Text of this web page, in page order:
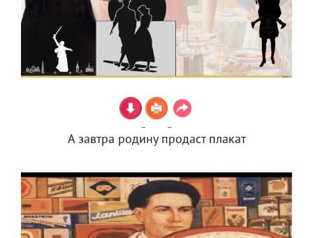
А завтра родину продаст плакат